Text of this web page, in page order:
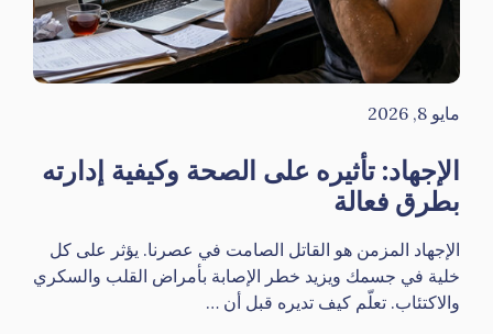
مايو 8, 2026
الإجهاد: تأثيره على الصحة وكيفية إدارته
بطرق فعالة
الإجهاد المزمن هو القاتل الصامت في عصرنا. يؤثر على كل
خلية في جسمك ويزيد خطر الإصابة بأمراض القلب والسكري
والاكتئاب. تعلّم كيف تديره قبل أن …